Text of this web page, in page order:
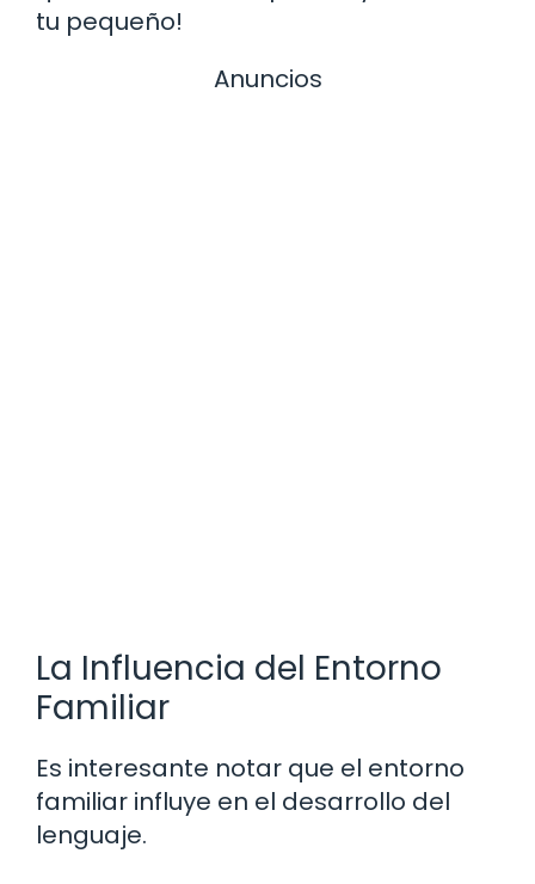
tu pequeño!
Anuncios
La Influencia del Entorno
Familiar
Es interesante notar que el entorno
familiar influye en el desarrollo del
lenguaje.